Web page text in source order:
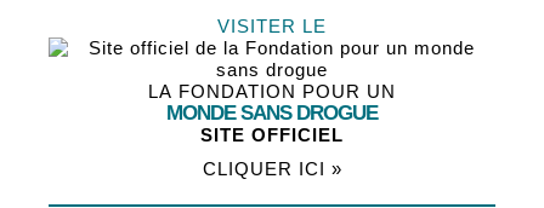
VISITER LE
LA FONDATION POUR UN
MONDE SANS DROGUE
SITE OFFICIEL
CLIQUER ICI »